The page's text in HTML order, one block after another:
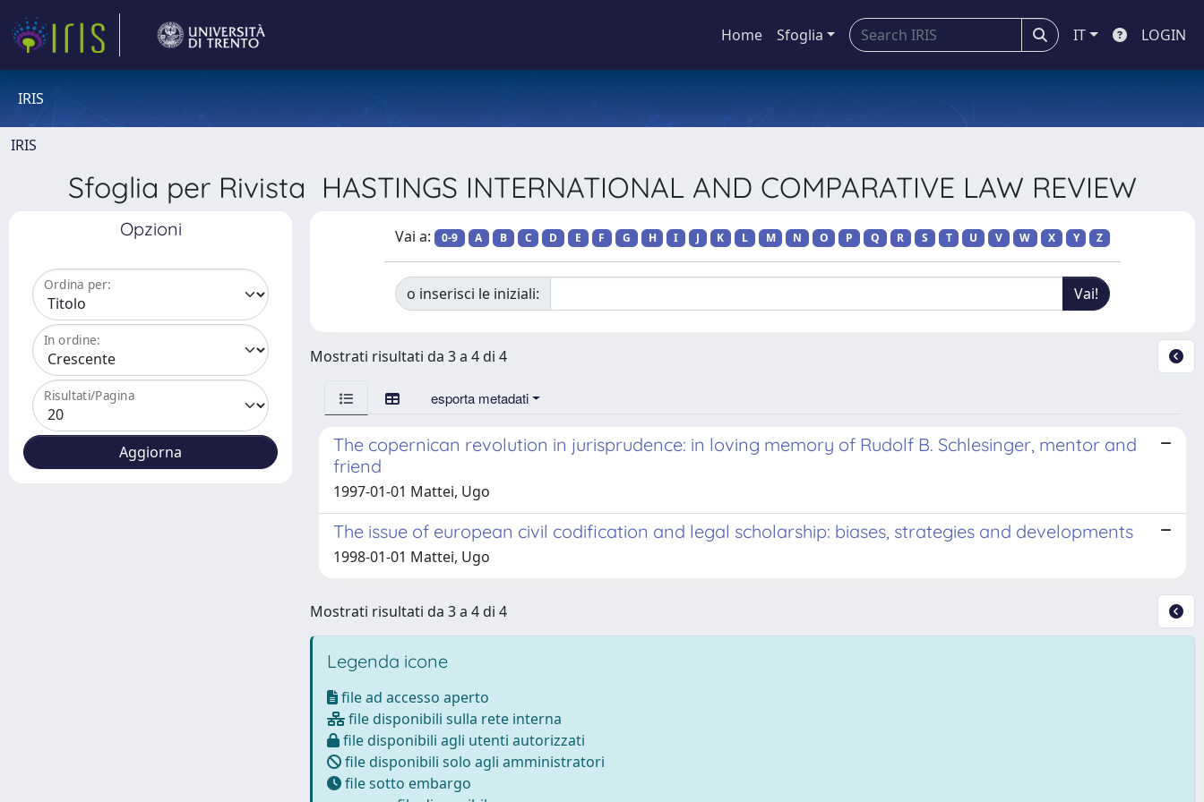
Home Sfoglia IT LOGIN
IRIS
IRIS
Sfoglia per Rivista HASTINGS INTERNATIONAL AND COMPARATIVE LAW REVIEW
Opzioni
Ordina per:
In ordine:
Risultati/Pagina
Vai a: 0-9 A B C D E F G H I J K L M N O P Q R S T U V W X Y Z
o inserisci le iniziali:
Mostrati risultati da 3 a 4 di 4
esporta metadati
The copernican revolution in jurisprudence: in loving memory of Rudolf B. Schlesinger, mentor and
friend
1997-01-01 Mattei, Ugo
The issue of european civil codification and legal scholarship: biases, strategies and developments
1998-01-01 Mattei, Ugo
Mostrati risultati da 3 a 4 di 4
Legenda icone
file ad accesso aperto
file disponibili sulla rete interna
file disponibili agli utenti autorizzati
file disponibili solo agli amministratori
file sotto embargo